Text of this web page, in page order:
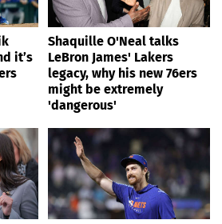
it’s
Shaquille O'Neal talks
LeBron James' Lakers
legacy, why his new 76ers
might be extremely
'dangerous'